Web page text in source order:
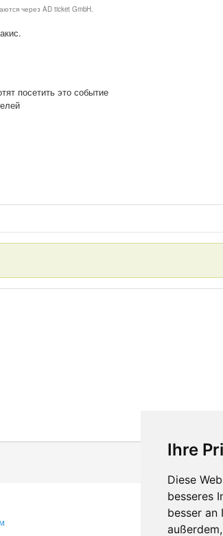
Ihre
Diese
besseres
besser an
через AD ticket GmbH.
посетить это событие
Контакты
Оставить отзыв